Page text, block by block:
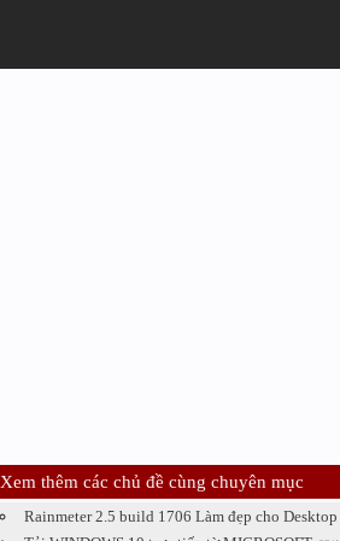
Xem thêm các chủ đề cùng chuyên mục
Rainmeter 2.5 build 1706 Làm đẹp cho Desktop